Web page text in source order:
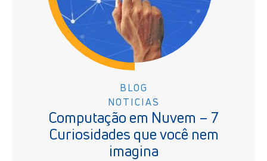
BLOG
NOTICIAS
Computação em Nuvem – 7
Curiosidades que você nem
imagina